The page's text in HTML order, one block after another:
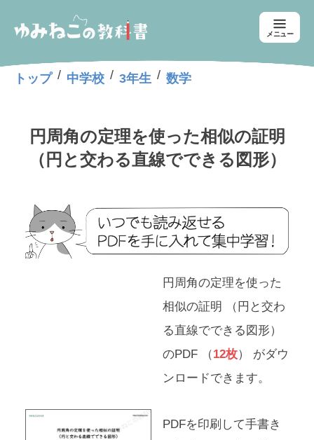
メニュー
トップ / 中学校 / 3年生 / 数学
円周角の定理を使った相似の証明
（円と交わる直線でできる図形）
円周角の定理を使った
相似の証明 （円と交わ
る直線でできる図形）
のPDF （12枚） がダウ
ンロードできます。
PDFを印刷して手書き